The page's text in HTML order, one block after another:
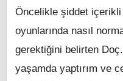
Öncelikle şiddet içerikli
oyunlarında nasıl
gerektiğini belirten
yaşamda yaptırım ve